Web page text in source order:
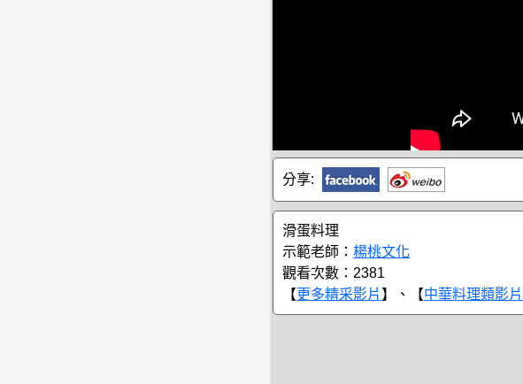
分享:
滑蛋料理
示範老師： 楊桃文化
觀看次數：2381
【更多精采影片 】、【中華料理類影片